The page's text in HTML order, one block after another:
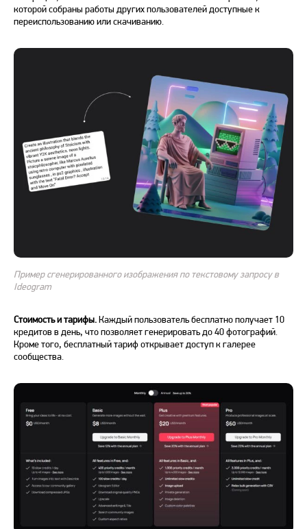
которой собраны работы других пользователей доступные к
переиспользованию или скачиванию.
Пример сгенерированного изображения по текстовому запросу в
Ideogram
Стоимость и тарифы.Каждый пользовательбесплатнополучает 10
кредитов в день, что позволяет генерировать до 40 фотографий.
Кроме того, бесплатныйтариф открывает доступ к галерее
сообщества.